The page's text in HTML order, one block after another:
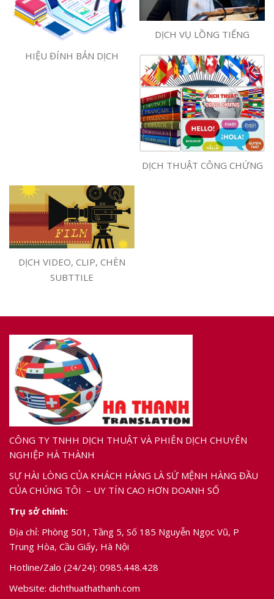
HIỆU ĐÍNH BẢN DỊCH
DỊCH VỤ LỒNG TIẾNG
DỊCH THUẬT CÔNG CHỨNG
DỊCH VIDEO, CLIP, CHÈN
SUBTTILE
CÔNG TY TNHH DỊCH THUẬT VÀ PHIÊN DỊCH CHUYÊN
NGHIỆP HÀ THÀNH
SỰ HÀI LÒNG CỦA KHÁCH HÀNG LÀ SỨ MỆNH HÀNG ĐẦU
CỦA CHÚNG TÔI – UY TÍN CAO HƠN DOANH SỐ
Trụ sở chính:
Địa chỉ: Phòng 501, Tầng 5, Số 185 Nguyễn Ngọc Vũ, P
Trung Hòa, Cầu Giấy, Hà Nội
Hotline/Zalo (24/24): 0985.448.428
Website: dichthuathathanh.com